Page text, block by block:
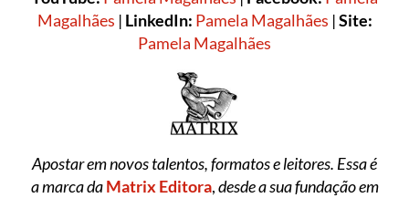
Magalhães | LinkedIn: Pamela Magalhães |Site:
Pamela Magalhães
Apostar em novos talentos, formatos e leitores. Essa é
a marca da Matrix Editora,desde a sua fundação em